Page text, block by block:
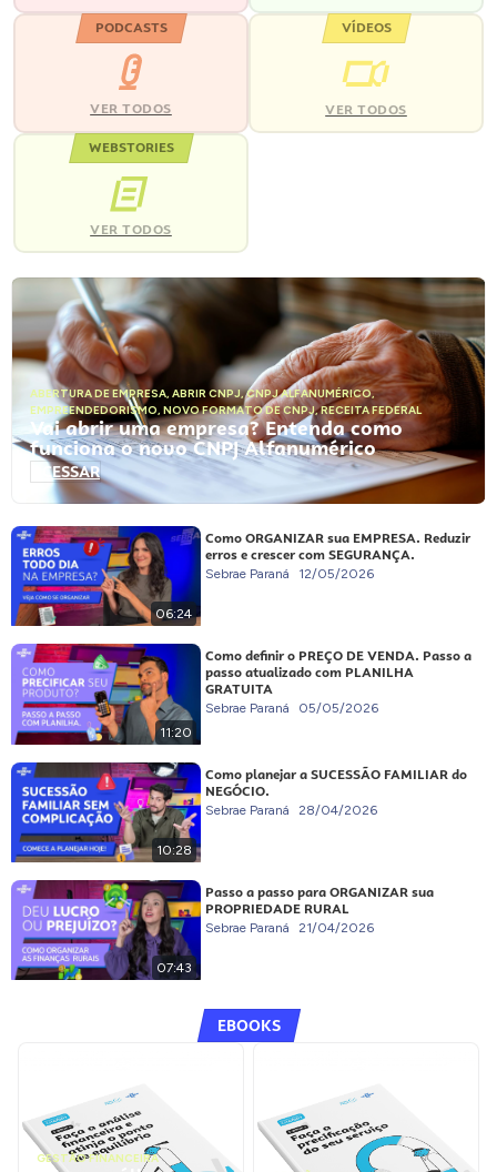
PODCASTS
VER TODOS
VÍDEOS
VER TODOS
WEBSTORIES
VER TODOS
ABERTURA DE EMPRESA, ABRIR CNPJ,CNPJ ALFANUMÉRICO,
EMPREENDEDORISMO, NOVO FORMATO DE CNPJ,RECEITA FEDERAL
Vai abrir uma empresa? Entenda como
funciona o novo CNPJ Alfanumérico
ACESSAR
06:24
Como ORGANIZAR sua EMPRESA. Reduzir
erros e crescer com SEGURANÇA.
Sebrae Paraná 12/05/2026
11:20
Como definir o PREÇO DE VENDA. Passo a
passo atualizado com PLANILHA
GRATUITA
Sebrae Paraná 05/05/2026
10:28
Como planejar a SUCESSÃO FAMILIAR do
NEGÓCIO.
Sebrae Paraná 28/04/2026
07:43
Passo a passo para ORGANIZAR sua
PROPRIEDADE RURAL
Sebrae Paraná 21/04/2026
EBOOKS
GESTÃO FINANCEIRA